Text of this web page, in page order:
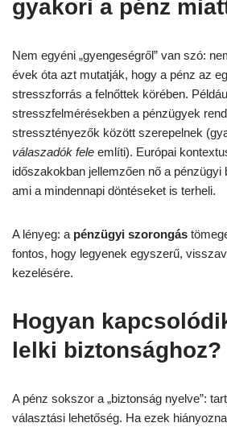
gyakori a pénz
Nem egyéni „gyengeségről” van szó:
évek óta azt mutatják, hogy a pénz az
stresszforrás a felnőttek körében.
stresszfelmérésekben a pénzügyek
stressztényezők között szerepelnek
válaszadók fele említi). Európai
időszakokban jellemzően nő a pénzügyi
ami a mindennapi döntéseket is terheli.
A lényeg: a pénzügyi szorongás
fontos, hogy legyenek egyszerű,
kezelésére.
Hogyan
lelki biztonsághoz?
A pénz sokszor a „biztonság nyelve”:
választási lehetőség. Ha ezek